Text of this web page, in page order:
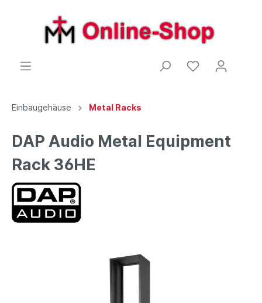
Einbaugehäuse Metal Racks
DAP Audio Metal Equipment
Rack 36HE